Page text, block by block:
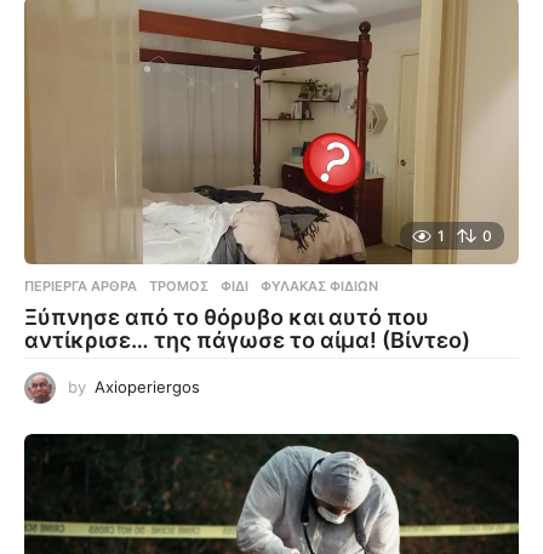
1 0
ΠΕΡΊΕΡΓΑ ΆΡΘΡΑ ΤΡΌΜΟΣ ,ΦΊΔΙ ,ΦΎΛΑΚΑΣ ΦΙΔΙΏΝ
Ξύπνησε από το θόρυβο και αυτό που
αντίκρισε… της πάγωσε το αίμα! (Βίντεο)
by Axioperiergos